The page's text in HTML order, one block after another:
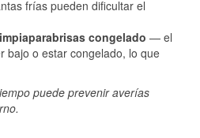
frías pueden dificultar el
congelado — el
bajo o estar congelado, lo que
puede prevenir averías